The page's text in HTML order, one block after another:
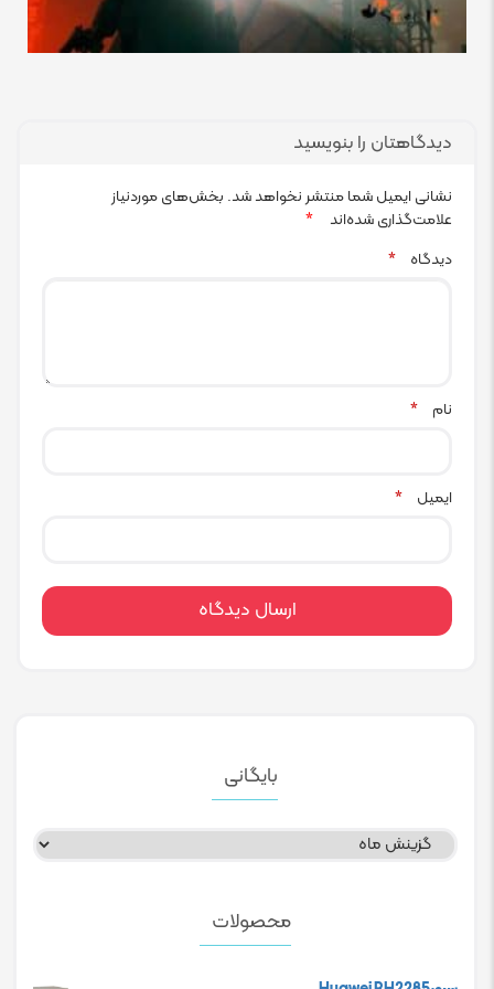
دیدگاهتان را بنویسید
نشانی ایمیل شما منتشر نخواهد شد. بخش‌های موردنیاز
علامت‌گذاری شده‌اند
*
دیدگاه
*
نام *
ایمیل *
بایگانی
بایگانی
محصولات